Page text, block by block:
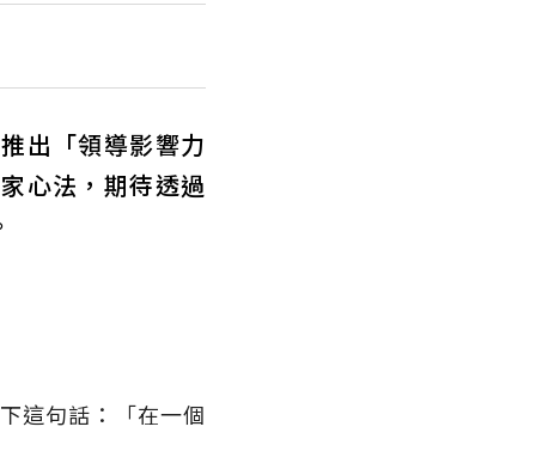
出「領導影響力
心法，期待透過
這句話：「在一個